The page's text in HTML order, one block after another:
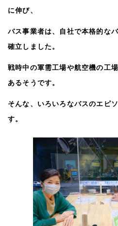
に伸び、
バス事業者は、自社で本格的な
確立しました。
戦時中の軍需工場や航空機の工
あるそうです。
そんな、いろいろなバスのエピ
す。